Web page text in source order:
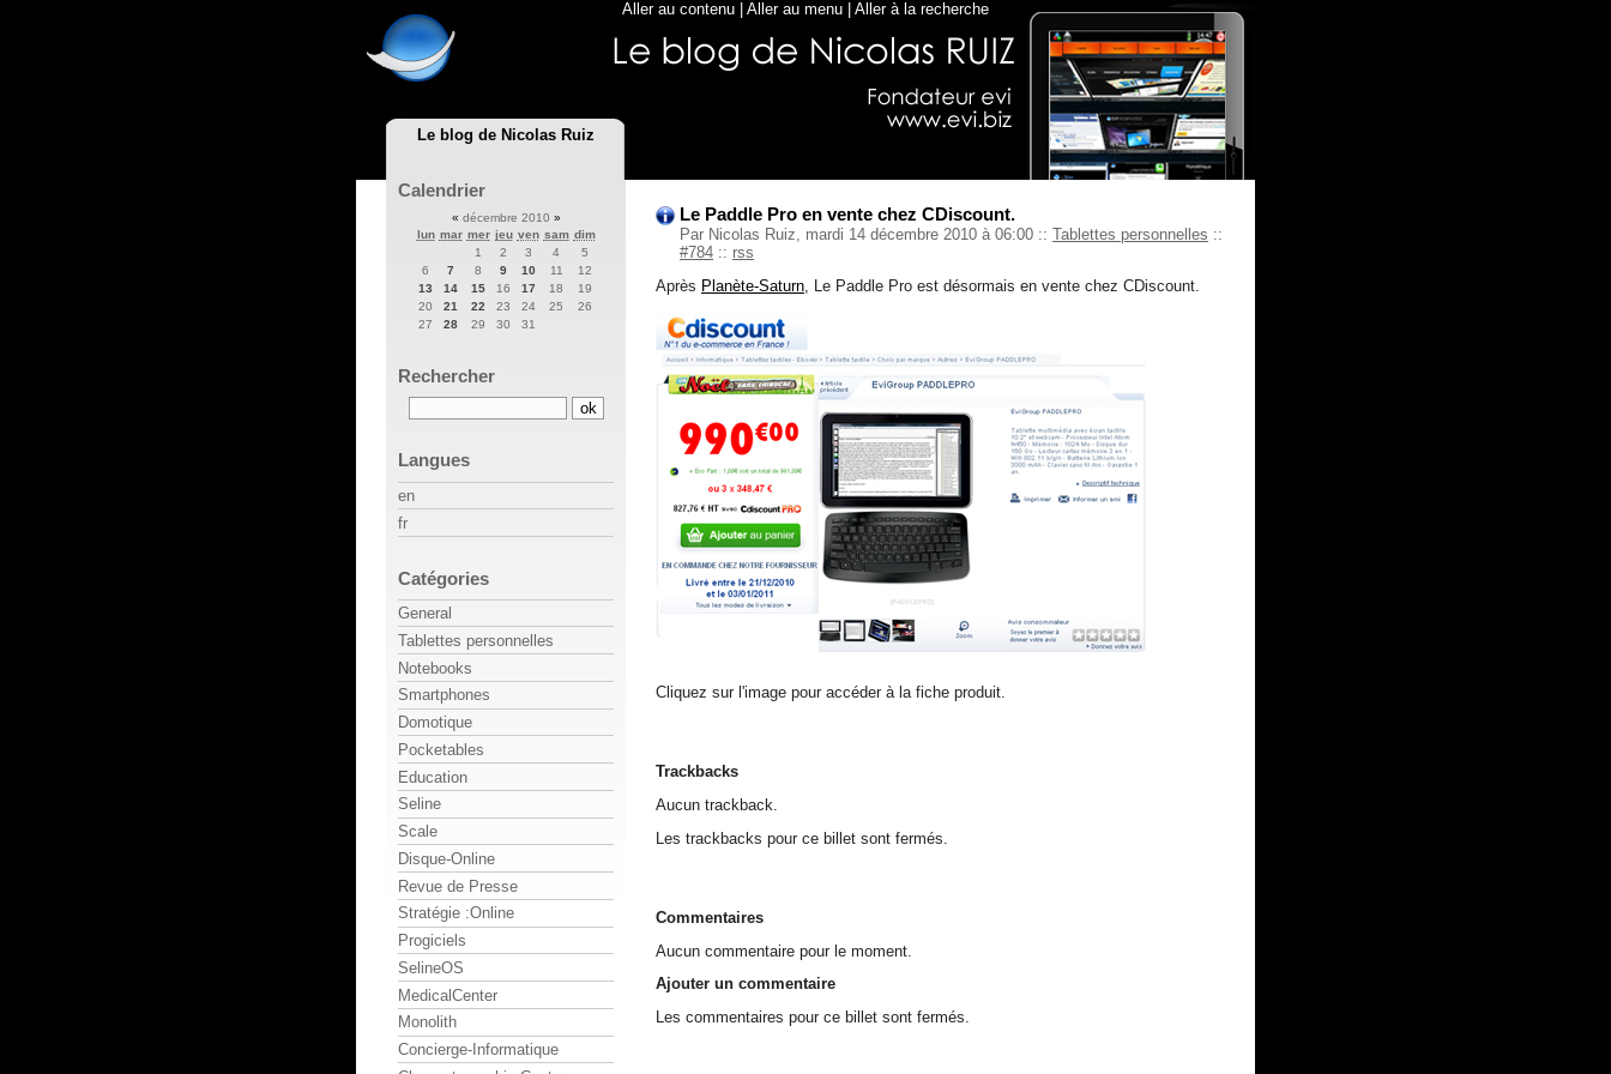
Le blog de Nicolas Ruiz
Aller au contenu Aller au menu Aller à la recherche
Le Paddle Pro en vente chez CDiscount.
Par Nicolas Ruiz, mardi 14 décembre 2010 à 06:00 :: Tablettes personnelles ::
#784 :: rss
Après Planète-Saturn , Le Paddle Pro est désormais en vente chez CDiscount.
Cliquez sur l'image pour accéder à la fiche produit.
Trackbacks
Aucun trackback.
Les trackbacks pour ce billet sont fermés.
Commentaires
Aucun commentaire pour le moment.
Ajouter un commentaire
Les commentaires pour ce billet sont fermés.
Calendrier
« décembre 2010 »
lun mar mer jeu ven sam dim
1
2 3 4
5
6
7 8 9 10 11
12
13
14 15 16 17 18
19
20
21 22 23 24 25
26
27
28 29 30 31
Rechercher
Langues
en
fr
Catégories
General
Tablettes personnelles
Notebooks
Smartphones
Domotique
Pocketables
Education
Seline
Scale
Disque-Online
Revue de Presse
Stratégie :Online
Progiciels
SelineOS
MedicalCenter
Monolith
Concierge-Informatique